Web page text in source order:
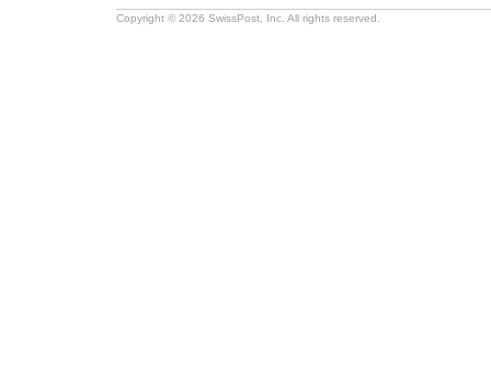
Copyright © 2026 SwissPost, Inc. All rights reserved.